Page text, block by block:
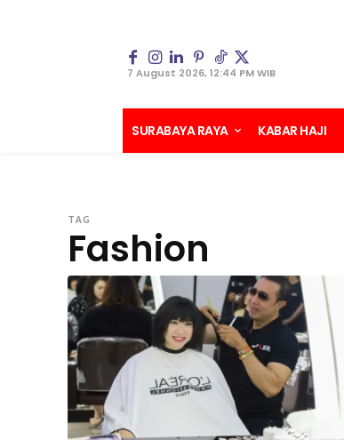
7 August 2026, 12:44 PM WIB
SURABAYA RAYA KABAR HAJI
TAG
Fashion